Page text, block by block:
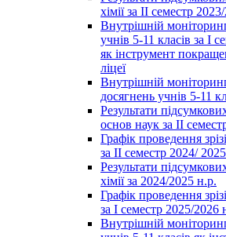
хімії за ІІ семестр
Внутрішній
учнів 5-11 класів за І
як інструмент
ліцеї
Внутрішній
досягнень учнів 5-11
Результати
основ наук за ІІ
Графік проведення
за ІІ семестр 2024/
Результати
хімії за 2024/2025 н.р.
Графік проведення
за І семестр 2025/2026
Внутрішній